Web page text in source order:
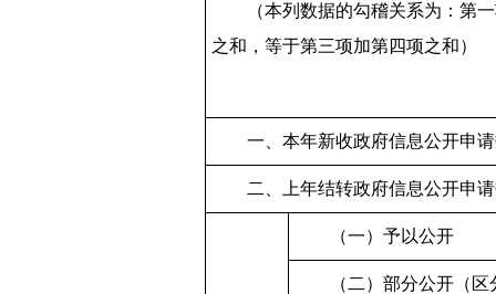
（本列数据的勾稽关系为：第
之和，等于第三项加第四项之和）
一、本年新收政府信息公开申
二、上年结转政府信息公开申
（一）予以公开
（二）部分公开（